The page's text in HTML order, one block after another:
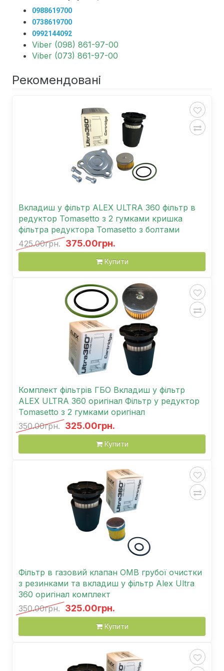
0988619700
0738619700
0992144092
Viber (098) 861-97-00
Viber (073) 861-97-00
Рекомендовані
Вкладиш у фільтр ALEX ULTRA 360 фільтр в
редуктор Tomasetto з 2 гумками кришка
фільтра редуктора Tomasetto з болтами
425.00грн. 375.00грн.
Купити
Комплект фільтрів ГБО Вкладиш у фільтр
ALEX ULTRA 360 оригінал Фільтр у редуктор
Tomasetto з 2 гумками оригінал
350.00грн. 325.00грн.
Купити
Фільтр в газовий клапан OMB грубої очистки
з резинками та вкладиш у фільтр Alex Ultra
360 оригінал комплект
350.00грн. 325.00грн.
Купити